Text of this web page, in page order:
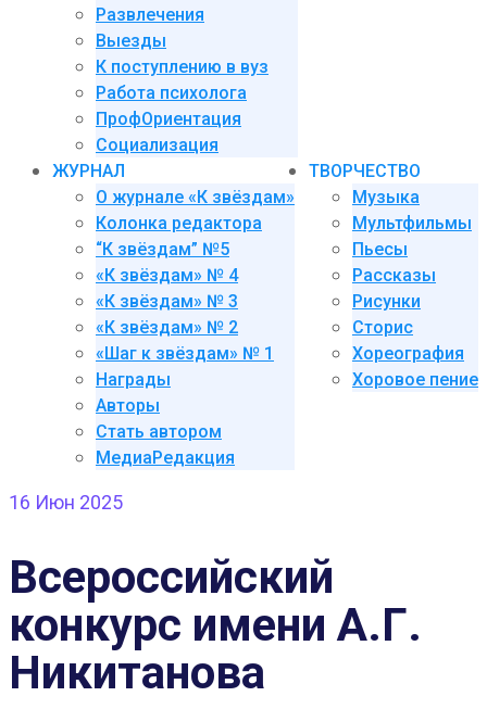
Развлечения
Выезды
К поступлению в вуз
Работа психолога
ПрофОриентация
Социализация
ЖУРНАЛ
О журнале «К звёздам»
Колонка редактора
“К звёздам” №5
«К звёздам» № 4
«К звёздам» № 3
«К звёздам» № 2
«Шаг к звёздам» № 1
Награды
Авторы
Стать автором
МедиаРедакция
ТВОРЧЕСТВО
Музыка
Мультфильмы
Пьесы
Рассказы
Рисунки
Сторис
Хореография
Хоровое пение
16 Июн 2025
Всероссийский
конкурс имени А.Г.
Никитанова